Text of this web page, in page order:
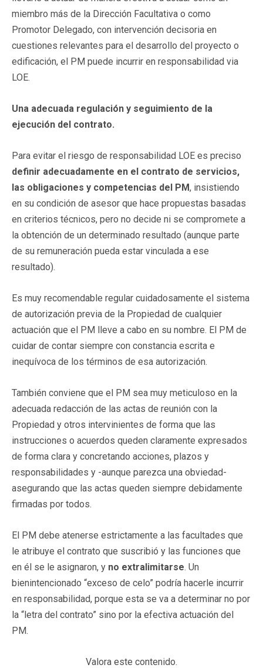
miembro más de la Dirección Facultativa o como
Promotor Delegado, con intervención decisoria en
cuestiones relevantes para el desarrollo del proyecto o
edificación, el PM puede incurrir en responsabilidad via
LOE.
Una adecuada regulación y seguimiento de la
ejecución del contrato.
Para evitar el riesgo de responsabilidad LOE es preciso
definir adecuadamente en el contrato de servicios,
las obligaciones y competencias del PM, insistiendo
en su condición de asesor que hace propuestas basadas
en criterios técnicos, pero no decide ni se compromete a
la obtención de un determinado resultado (aunque parte
de su remuneración pueda estar vinculada a ese
resultado).
Es muy recomendable regular cuidadosamente el sistema
de autorización previa de la Propiedad de cualquier
actuación que el PM lleve a cabo en su nombre. El PM de
cuidar de contar siempre con constancia escrita e
inequívoca de los términos de esa autorización.
También conviene que el PM sea muy meticuloso en la
adecuada redacción de las actas de reunión con la
Propiedad y otros intervinientes de forma que las
instrucciones o acuerdos queden claramente expresados
de forma clara y concretando acciones, plazos y
responsabilidades y -aunque parezca una obviedad-
asegurando que las actas queden siempre debidamente
firmadas por todos.
El PM debe atenerse estrictamente a las facultades que
le atribuye el contrato que suscribió y las funciones que
en él se le asignaron, y no extralimitarse. Un
bienintencionado “exceso de celo” podría hacerle incurrir
en responsabilidad, porque esta se va a determinar no por
la “letra del contrato” sino por la efectiva actuación del
PM.
Valora este contenido.